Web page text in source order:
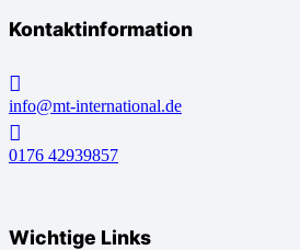
Kontaktinformation
info@mt-international.de
0176 42939857
Wichtige Links